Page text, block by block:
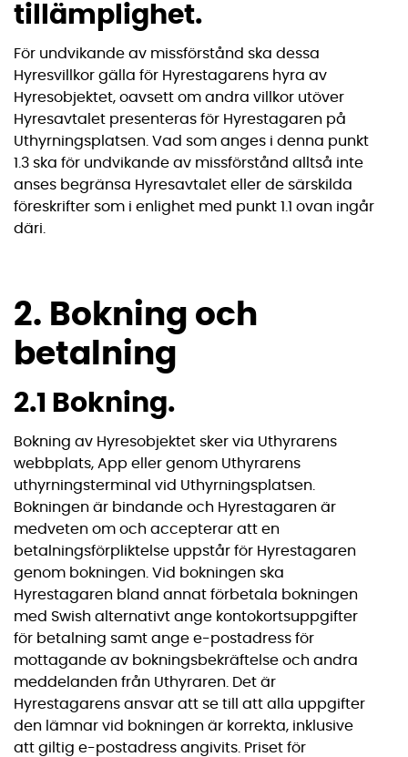
tillämplighet.
För undvikande av missförstånd ska dessa
Hyresvillkor gälla för Hyrestagarens hyra av
Hyresobjektet, oavsett om andra villkor utöver
Hyresavtalet presenteras för Hyrestagaren på
Uthyrningsplatsen. Vad som anges i denna punkt
1.3 ska för undvikande av missförstånd alltså inte
anses begränsa Hyresavtalet eller de särskilda
föreskrifter som i enlighet med punkt 1.1 ovan ingår
däri.
2. Bokning och
betalning
2.1 Bokning.
Bokning av Hyresobjektet sker via Uthyrarens
webbplats, App eller genom Uthyrarens
uthyrningsterminal vid Uthyrningsplatsen.
Bokningen är bindande och Hyrestagaren är
medveten om och accepterar att en
betalningsförpliktelse uppstår för Hyrestagaren
genom bokningen. Vid bokningen ska
Hyrestagaren bland annat förbetala bokningen
med Swish alternativt ange kontokortsuppgifter
för betalning samt ange e-postadress för
mottagande av bokningsbekräftelse och andra
meddelanden från Uthyraren. Det är
Hyrestagarens ansvar att se till att alla uppgifter
den lämnar vid bokningen är korrekta, inklusive
att giltig e-postadress angivits. Priset för